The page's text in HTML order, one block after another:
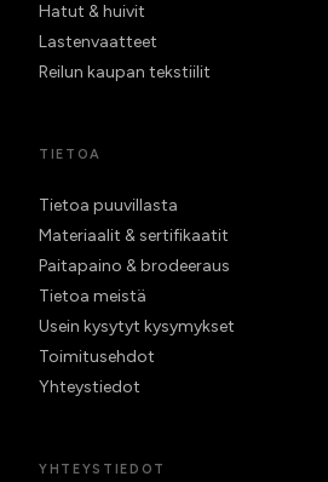
Hatut & huivit
Lastenvaatteet
Reilun kaupan tekstiilit
TIETOA
Tietoa puuvillasta
Materiaalit & sertifikaatit
Paitapaino & brodeeraus
Tietoa meistä
Usein kysytyt kysymykset
Toimitusehdot
Yhteystiedot
YHTEYSTIEDOT